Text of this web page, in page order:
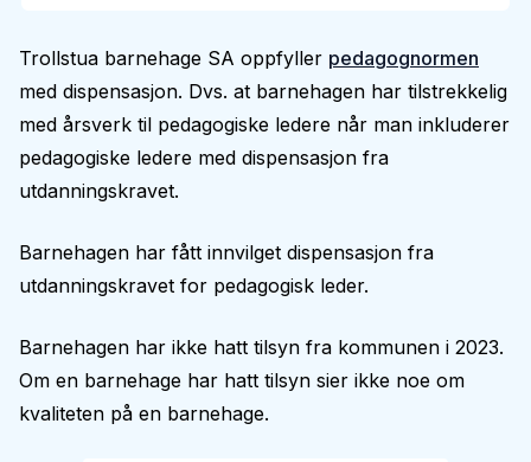
Trollstua barnehage SA oppfyller pedagognormen
med dispensasjon. Dvs. at barnehagen har tilstrekkelig
med årsverk til pedagogiske ledere når man inkluderer
pedagogiske ledere med dispensasjon fra
utdanningskravet.
Barnehagen har fått innvilget dispensasjon fra
utdanningskravet for pedagogisk leder.
Barnehagen har ikke hatt tilsyn fra kommunen i 2023.
Om en barnehage har hatt tilsyn sier ikke noe om
kvaliteten på en barnehage.